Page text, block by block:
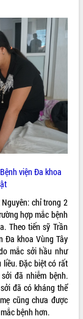
viện Đa khoa
chỉ trong 2
hợp mắc bệnh
Theo tiến sỹ Trần
Đa khoa Vùng Tây
mắc sởi hầu như
liều. Đặc biệt có rất
đã nhiễm bệnh.
đã có kháng thể
cũng chưa được
bệnh hơn.